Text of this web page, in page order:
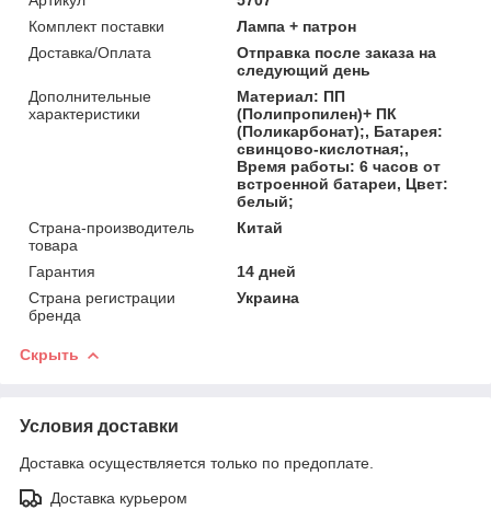
Комплект поставки
Лампа + патрон
Доставка/Оплата
Отправка после заказа на
следующий день
Дополнительные
характеристики
Материал: ПП
(Полипропилен)+ ПК
(Поликарбонат);, Батарея:
свинцово-кислотная;,
Время работы: 6 часов от
встроенной батареи, Цвет:
белый;
Страна-производитель
товара
Китай
Гарантия
14 дней
Страна регистрации
бренда
Украина
Скрыть
Условия доставки
Доставка осуществляется только по предоплате.
Доставка курьером